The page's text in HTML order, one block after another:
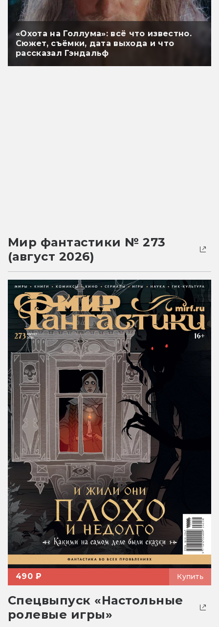
«Охота на Голлума»: всё что известно.
Сюжет, съёмки, дата выхода и что
рассказал Гэндальф
Мир фантастики № 273
(август 2026)
490 ₽ Купить
Спецвыпуск «Настольные
ролевые игры»